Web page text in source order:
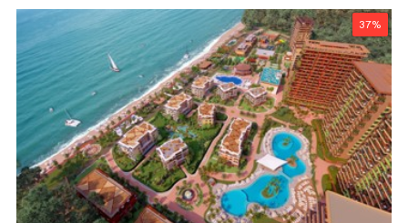
37%